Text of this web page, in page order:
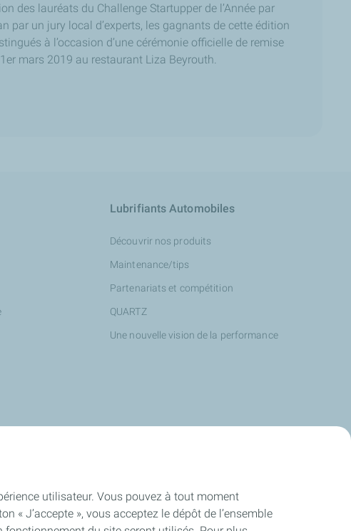
des lauréats du Challenge Startupper de l’Année par
par un jury local d’experts, les gagnants de cette édition
à l’occasion d’une cérémonie officielle de remise
mars 2019 au restaurant Liza Beyrouth.
Lubrifiants Automobiles
Découvrir nos produits
Maintenance/tips
Partenariats et compétition
QUARTZ
Une nouvelle vision de la performance
utilisateur. Vous pouvez à tout moment
« J’accepte », vous acceptez le dépôt de l’ensemble